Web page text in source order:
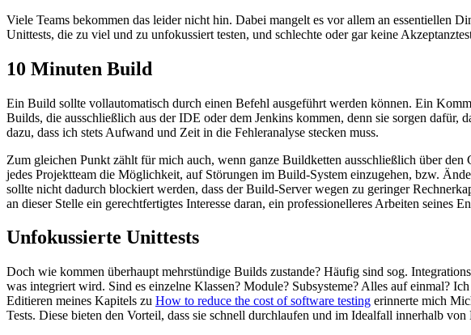
Viele Teams bekommen das leider nicht hin. Dabei mangelt es vor allem an
Unittests, die zu viel und zu unfokussiert testen, und schlechte oder gar keine
10 Minuten Build
Ein Build sollte vollautomatisch durch einen Befehl ausgeführt werden können. Ein
Builds, die ausschließlich aus der IDE oder dem Jenkins kommen, denn sie sorgen
dazu, dass ich stets Aufwand und Zeit in die Fehleranalyse stecken muss.
Zum gleichen Punkt zählt für mich auch, wenn ganze Buildketten ausschließlich über
jedes Projektteam die Möglichkeit, auf Störungen im Build-System einzugehen, bzw.
sollte nicht dadurch blockiert werden, dass der Build-Server wegen zu geringer
an dieser Stelle ein gerechtfertigtes Interesse daran, ein professionelleres Arbeiten seines
Unfokussierte Unittests
Doch wie kommen überhaupt mehrstündige Builds zustande? Häufig sind sog.
was integriert wird. Sind es einzelne Klassen? Module? Subsysteme? Alles auf einmal?
Editieren meines Kapitels zu How to reduce the cost of software testing erinnerte mich
Tests. Diese bieten den Vorteil, dass sie schnell durchlaufen und im Idealfall innerhalb